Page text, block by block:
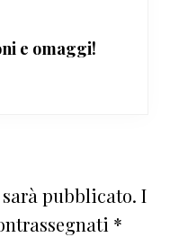
e omaggi!
pubblicato. I
*